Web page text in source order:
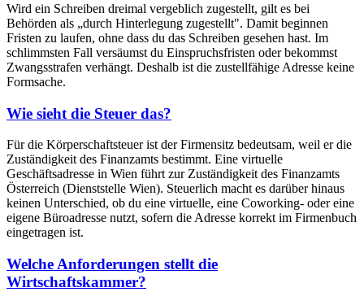
Wird ein Schreiben dreimal vergeblich zugestellt, gilt es bei
Behörden als „durch Hinterlegung zugestellt". Damit beginnen
Fristen zu laufen, ohne dass du das Schreiben gesehen hast. Im
schlimmsten Fall versäumst du Einspruchsfristen oder bekommst
Zwangsstrafen verhängt. Deshalb ist die zustellfähige Adresse keine
Formsache.
Wie sieht die Steuer das?
Für die Körperschaftsteuer ist der Firmensitz bedeutsam, weil er die
Zuständigkeit des Finanzamts bestimmt. Eine virtuelle
Geschäftsadresse in Wien führt zur Zuständigkeit des Finanzamts
Österreich (Dienststelle Wien). Steuerlich macht es darüber hinaus
keinen Unterschied, ob du eine virtuelle, eine Coworking- oder eine
eigene Büroadresse nutzt, sofern die Adresse korrekt im Firmenbuch
eingetragen ist.
Welche Anforderungen stellt die
Wirtschaftskammer?